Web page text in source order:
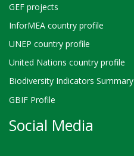
GEF projects
InforMEA country profile
UNEP country profile
United Nations country profile
Biodiversity Indicators Summary
GBIF Profile
Social Media